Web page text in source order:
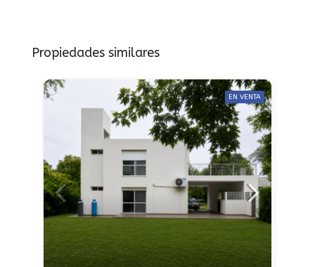
Propiedades similares
EN VENTA